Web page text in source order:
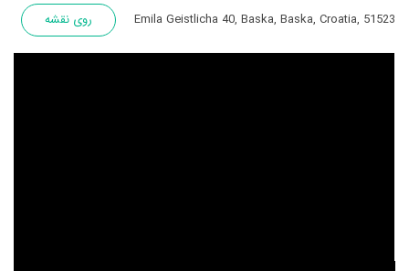
Emila Geistlicha 40, Baska, Baska, Croatia, 51523 روی نقشه